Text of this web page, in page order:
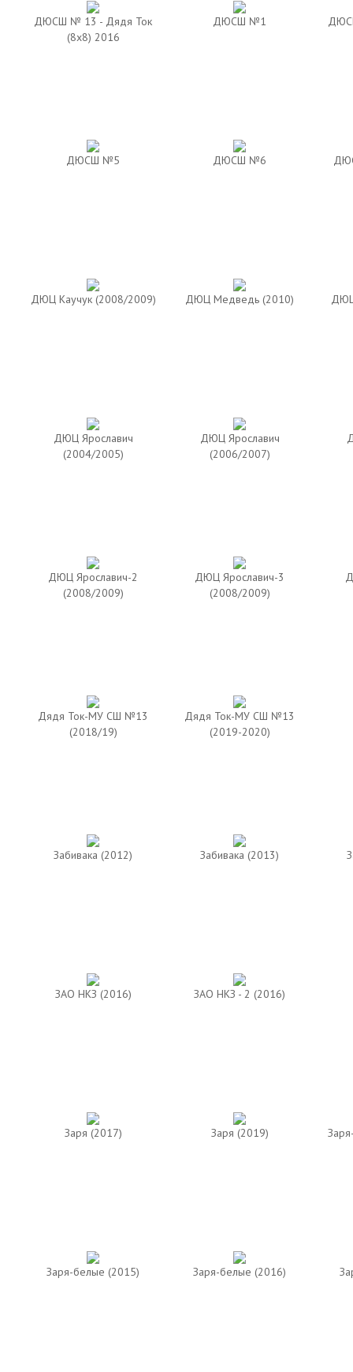
ДЮСШ № 13 - Дядя Ток
(8х8) 2016
ДЮСШ №1
ДЮСШ №5 ДЮСШ №6
ДЮЦ Каучук (2008/2009) ДЮЦ Медведь (2010)
ДЮЦ Ярославич
(2004/2005)
ДЮЦ Ярославич
(2006/2007)
ДЮЦ Ярославич-2
(2008/2009)
ДЮЦ Ярославич-3
(2008/2009)
Дядя Ток-МУ СШ №13
(2018/19)
Дядя Ток-МУ СШ №13
(2019-2020)
Забивака (2012) Забивака (2013)
ЗАО НКЗ (2016) ЗАО НКЗ - 2 (2016)
Заря (2017) Заря (2019)
Заря-белые (2015) Заря-белые (2016)